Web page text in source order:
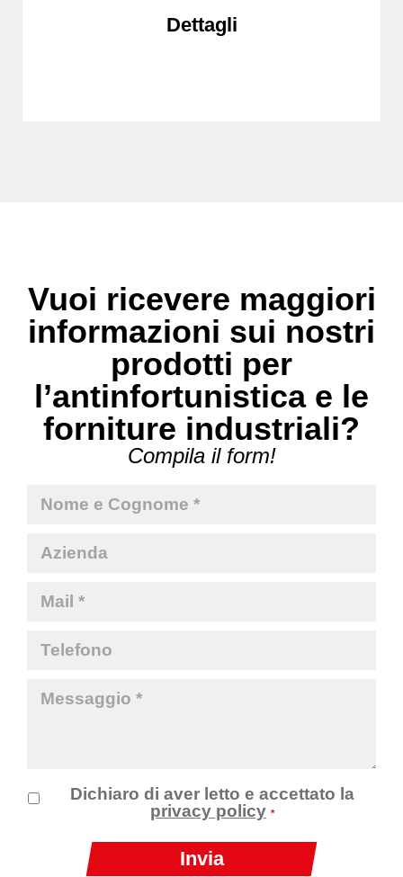
Dettagli
Vuoi ricevere maggiori
informazioni sui nostri
prodotti per
l’antinfortunistica e le
forniture industriali?
Compila il form!
Dichiaro di aver letto e accettato la
privacy policy *